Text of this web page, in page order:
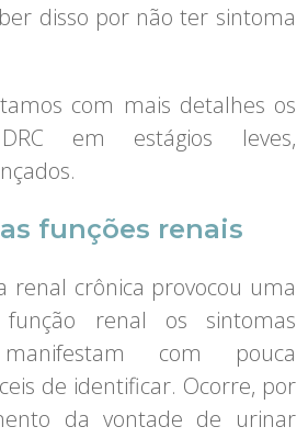
disso por não ter sintoma
com mais detalhes os
em estágios leves,
funções renais
renal crônica provocou uma
renal os sintomas
com pouca
de identificar. Ocorre, por
da vontade de urinar